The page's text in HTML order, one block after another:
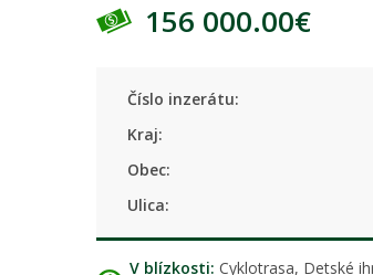
156 000.00€
Číslo inzerátu:
Kraj:
Obec:
Ulica:
V blízkosti: Cyklotrasa, Detské